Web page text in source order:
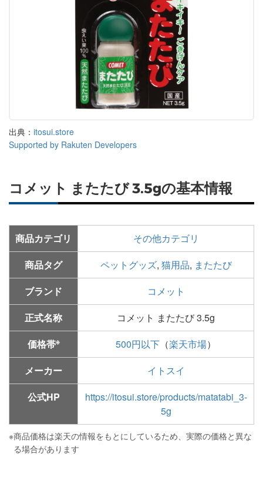
出典： itosui.store
Supported by Rakuten Developers
コメット またたび 3.5gの基本情報
商品カテゴリ
その他カテゴリ
商品タグ
ペットグッズ, 猫用品, またたび
ブランド
コメット
正式名称
コメット またたび 3.5g
価格帯※ 500円以下 （楽天市場）
メーカー
イトスイ
公式HP
https://itosui.store/products/matatabi_3-
5g
※商品価格は楽天の情報をもとにしているため、実際の価格と異な
る場合があります